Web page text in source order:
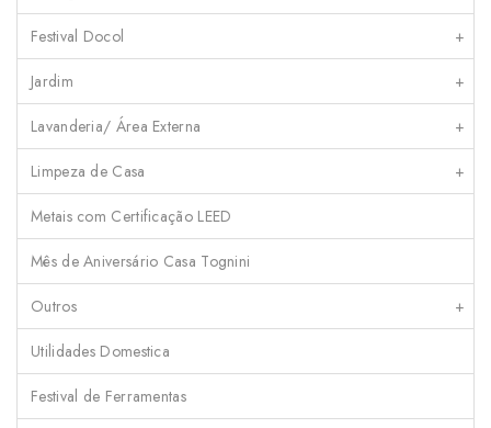
Festival Docol +
Jardim +
Lavanderia/ Área Externa +
Limpeza de Casa +
Metais com Certificação LEED
Mês de Aniversário Casa Tognini
Outros +
Utilidades Domestica
Festival de Ferramentas